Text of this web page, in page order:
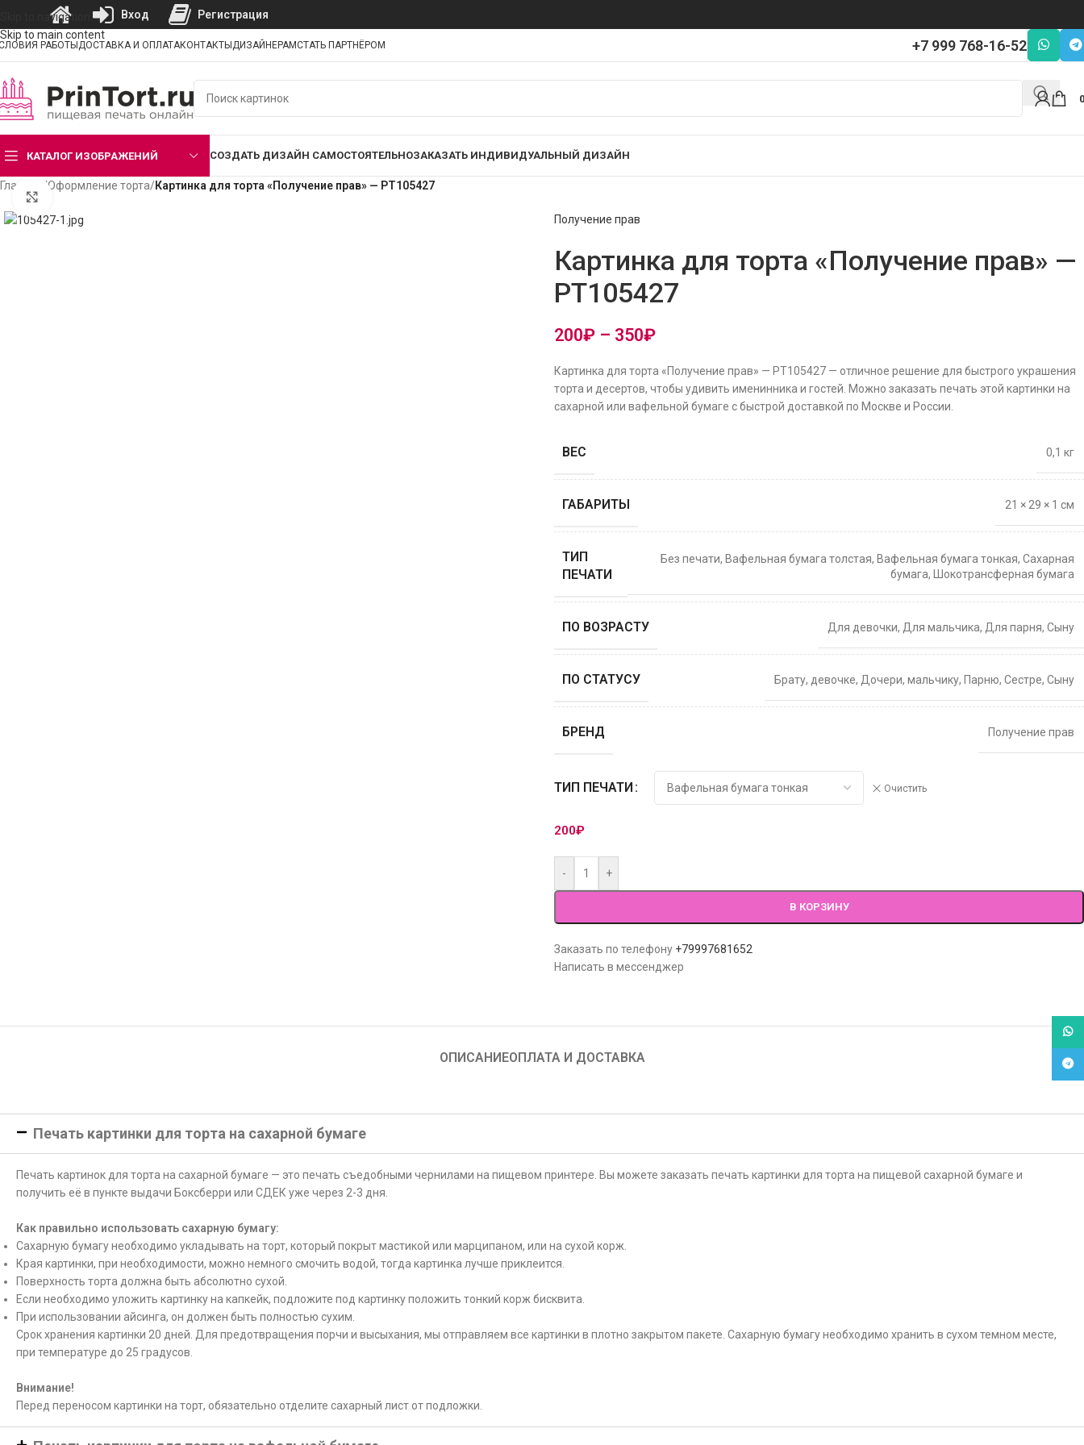
Skip to navigation
Skip to main content
РАБОТЫ ДОСТАВКА И ОПЛАТАКОНТАКТЫ ДИЗАЙНЕРАМСТАТЬ ПАРТНЁРОМ +7 999 768-16-52
0
КАТАЛОГ ИЗОБРАЖЕНИЙ СОЗДАТЬ ДИЗАЙН САМОСТОЯТЕЛЬНОЗАКАЗАТЬ ИНДИВИДУАЛЬНЫЙ ДИЗАЙН
Главная /Оформление торта/Картинка для торта «Получение прав» — PT105427
Получение прав
Картинка для торта «Получение прав» —
PT105427
200₽ – 350₽
Картинка для торта «Получение прав» — PT105427 — отличное решение для быстрого украшения
торта и десертов, чтобы удивить именинника и гостей. Можно заказать печать этой картинки на
сахарной или вафельной бумаге с быстрой доставкой по Москве и России.
ВЕС 0,1 кг
ГАБАРИТЫ 21 × 29 × 1 см
ТИП
ПЕЧАТИ
Без печати, Вафельная бумага толстая, Вафельная бумага тонкая, Сахарная
бумага, Шокотрансферная бумага
ПО ВОЗРАСТУ Для девочки, Для мальчика, Для парня, Сыну
ПО СТАТУСУ Брату, девочке, Дочери, мальчику, Парню, Сестре, Сыну
БРЕНД Получение прав
ТИП ПЕЧАТИ Очистить
200₽
- +
В КОРЗИНУ
Заказать по телефону +79997681652
Написать в мессенджер
ОПИСАНИЕОПЛАТА И ДОСТАВКА
Печать картинки для торта на сахарной бумаге
Печать картинок для торта на сахарной бумаге — это печать съедобными чернилами на пищевом принтере. Вы можете заказать печать картинки для торта на пищевой сахарной бумаге и
получить её в пункте выдачи Боксберри или СДЕК уже через 2-3 дня.
Как правильно использовать сахарную бумагу:
Сахарную бумагу необходимо укладывать на торт, который покрыт мастикой или марципаном, или на сухой корж.
Края картинки, при необходимости, можно немного смочить водой, тогда картинка лучше приклеится.
Поверхность торта должна быть абсолютно сухой.
Если необходимо уложить картинку на капкейк, подложите под картинку положить тонкий корж бисквита.
При использовании айсинга, он должен быть полностью сухим.
Срок хранения картинки 20 дней. Для предотвращения порчи и высыхания, мы отправляем все картинки в плотно закрытом пакете. Сахарную бумагу необходимо хранить в сухом темном месте,
при температуре до 25 градусов.
Внимание!
Перед переносом картинки на торт, обязательно отделите сахарный лист от подложки.
Вход Регистрация